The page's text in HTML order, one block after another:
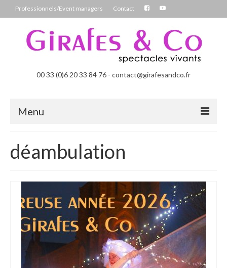
Professionnels/Event managers Contact
00 33 (0)6 20 33 84 76 - contact@girafesandco.fr
Menu
Les Chromatix, spécial Carnaval
Professionnels/Event managers
Les Danseuses Bulles
déambulation